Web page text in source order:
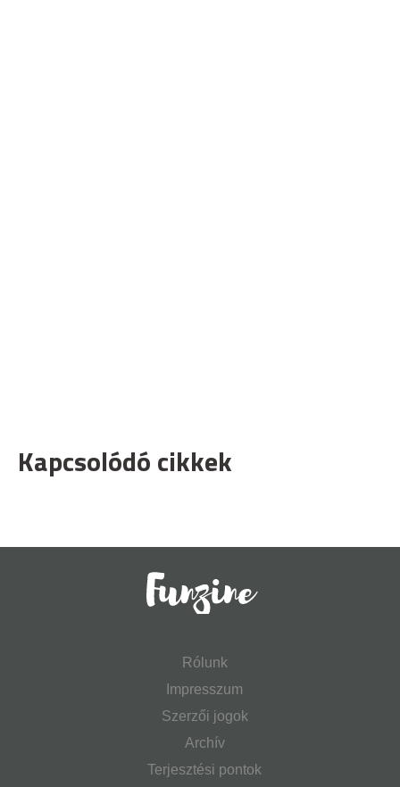
Kapcsolódó cikkek
Rólunk
Impresszum
Szerzői jogok
Archív
Terjesztési pontok